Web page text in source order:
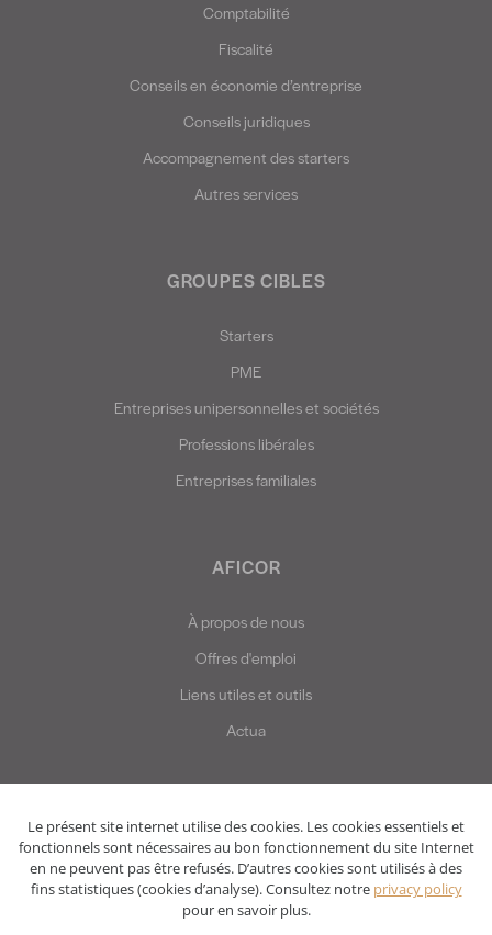
Comptabilité
Fiscalité
Conseils en économie d’entreprise
Conseils juridiques
Accompagnement des starters
Autres services
GROUPES CIBLES
Starters
PME
Entreprises unipersonnelles et sociétés
Professions libérales
Entreprises familiales
AFICOR
À propos de nous
Offres d'emploi
Liens utiles et outils
Actua
Privacy policy Disclaimer
Le présent site internet utilise des cookies. Les cookies essentiels et
fonctionnels sont nécessaires au bon fonctionnement du site Internet
en ne peuvent pas être refusés. D’autres cookies sont utilisés à des
fins statistiques (cookies d’analyse). Consultez notre privacy policy
pour en savoir plus.